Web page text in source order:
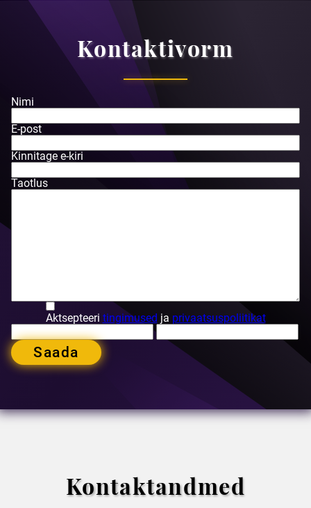
Kontaktivorm
Nimi
E-post
Kinnitage e-kiri
Taotlus
Aktsepteeri tingimused ja privaatsuspoliitikat
Saada
Kontaktandmed